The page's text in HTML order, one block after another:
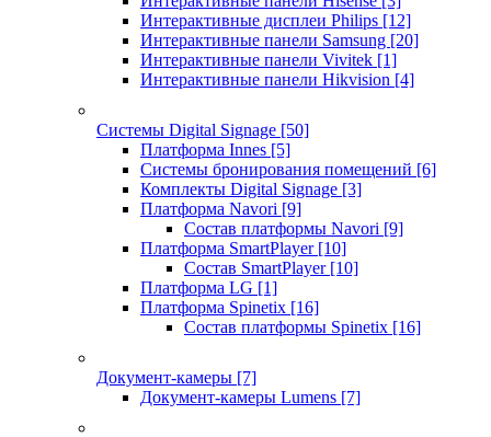
Интерактивные дисплеи Philips [12]
Интерактивные панели Samsung [20]
Интерактивные панели Vivitek [1]
Интерактивные панели Hikvision [4]
Системы Digital Signage [50]
Платформа Innes [5]
Системы бронирования помещений [6]
Комплекты Digital Signage [3]
Платформа Navori [9]
Состав платформы Navori [9]
Платформа SmartPlayer [10]
Состав SmartPlayer [10]
Платформа LG [1]
Платформа Spinetix [16]
Состав платформы Spinetix [16]
Документ-камеры [7]
Документ-камеры Lumens [7]